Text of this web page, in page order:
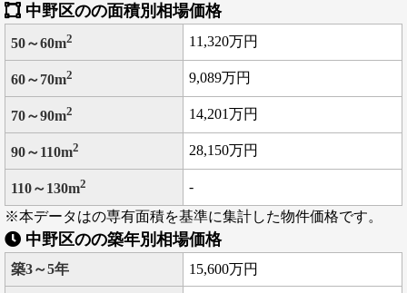
中野区のの面積別相場価格
50～60m2 11,320万円
60～70m2 9,089万円
70～90m2 14,201万円
90～110m2 28,150万円
110～130m2
-
※本データはの専有面積を基準に集計した物件価格です。
中野区のの築年別相場価格
築3～5年 15,600万円